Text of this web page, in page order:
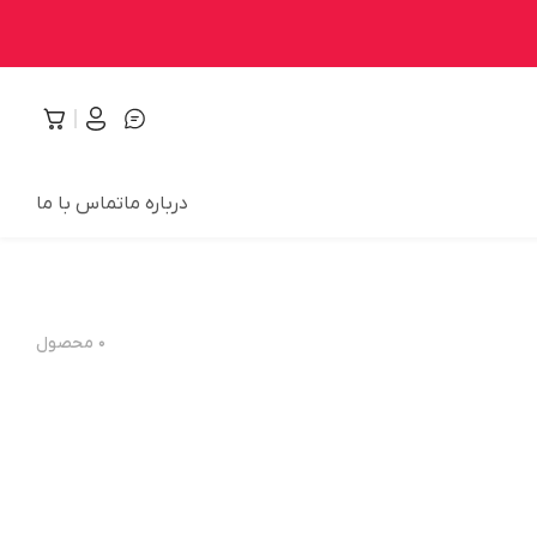
درباره ماتماس با ما
۰ محصول